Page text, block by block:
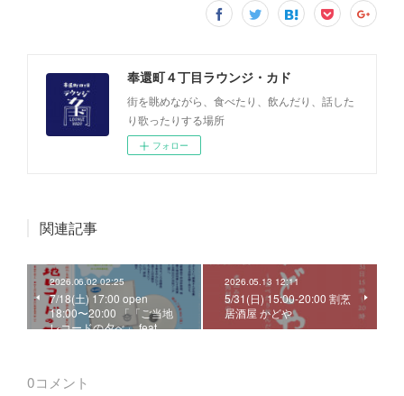
奉還町４丁目ラウンジ・カド
街を眺めながら、食べたり、飲んだり、話した
り歌ったりする場所
フォロー
関連記事
2026.06.02 02:25
7/18(土) 17:00 open
18:00〜20:00 「「ご当地
レコードの夕べ」 feat. …
2026.05.13 12:11
5/31(日) 15:00-20:00 割烹
居酒屋 かどや
0コメント